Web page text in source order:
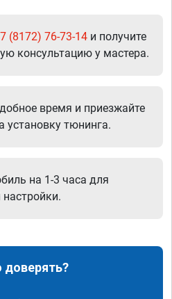
(8172) 76-73-14 и получите
консультацию у мастера.
время и приезжайте
установку тюнинга.
на 1-3 часа для